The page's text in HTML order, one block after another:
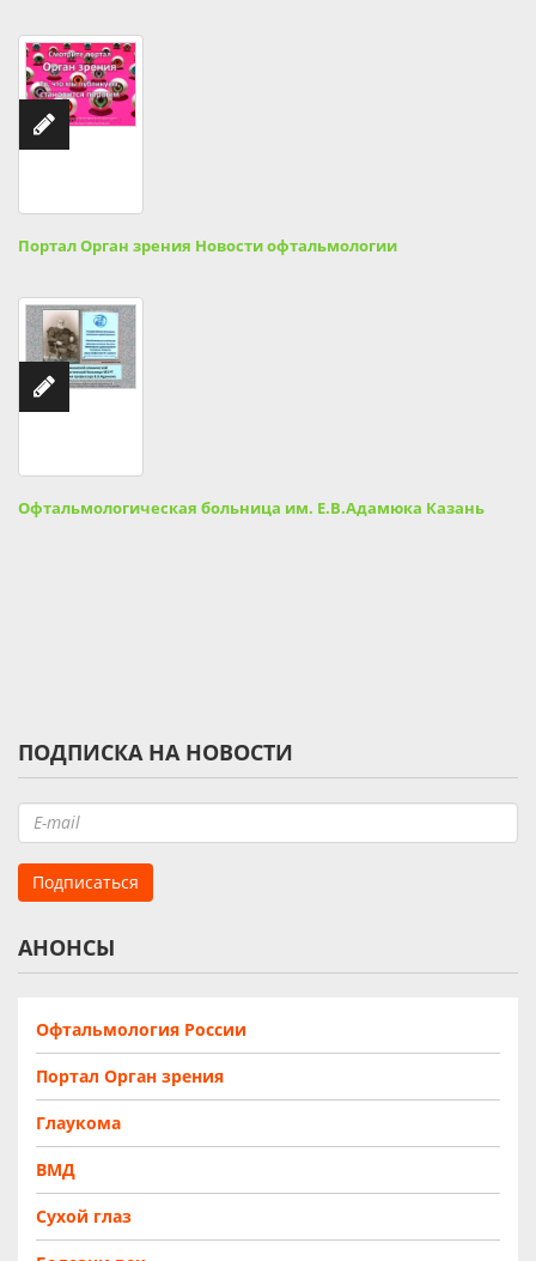
Портал Орган зрения Новости офтальмологии
Офтальмологическая больница им. Е.В.Адамюка Казань
ПОДПИСКА НА НОВОСТИ
АНОНСЫ
Офтальмология России
Портал Орган зрения
Глаукома
ВМД
Сухой глаз